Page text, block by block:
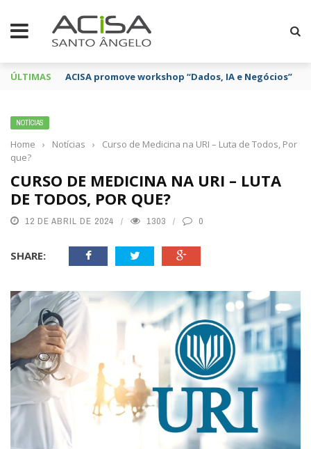
ÚLTIMAS ACISA promove workshop “Dados, IA e Negócios”
NOTÍCIAS
Home › Notícias ›
Curso de Medicina na URI – Luta de Todos, Por
que?
CURSO DE MEDICINA NA URI – LUTA
DE TODOS, POR QUE?
12 DE ABRIL DE 2024 1303 0
SHARE: